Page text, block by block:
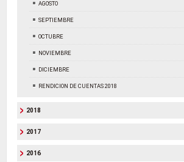
AGOSTO
SEPTIEMBRE
OCTUBRE
NOVIEMBRE
DICIEMBRE
RENDICION DE CUENTAS 2018
2018
2017
2016